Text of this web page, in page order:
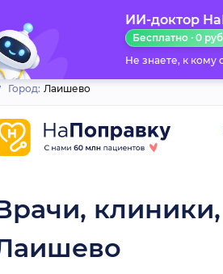
ИИ-доктор
Бесплатно · 0 руб
Не знаете, к кому
Город: Лаишево